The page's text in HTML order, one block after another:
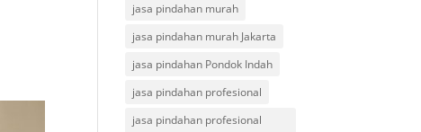
jasa pindahan murah
jasa pindahan murah Jakarta
jasa pindahan Pondok Indah
jasa pindahan profesional
jasa pindahan profesional